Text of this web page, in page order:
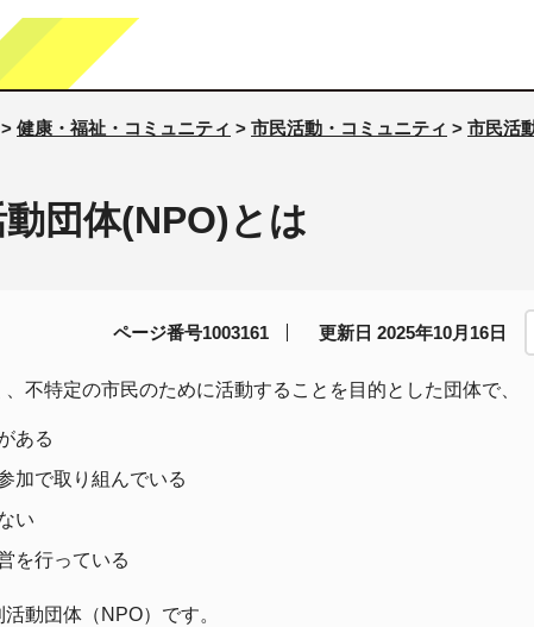
> 健康・福祉・コミュニティ > 市民活動・コミュニティ > 市民活
団体(NPO)とは
ページ番号1003161 更新日 2025年10月16日
不特定の市民のために活動することを目的とした団体で、
ある
加で取り組んでいる
い
を行っている
動団体（NPO）です。